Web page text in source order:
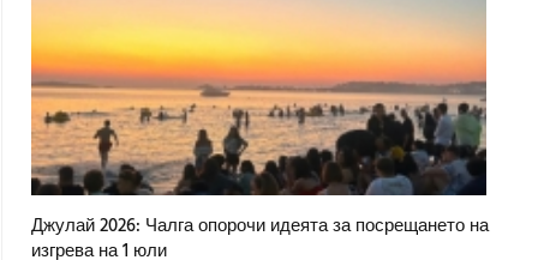
Джулай 2026: Чалга опорочи идеята за посрещането на
изгрева на 1 юли